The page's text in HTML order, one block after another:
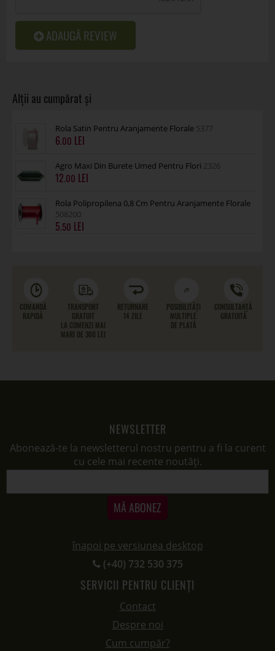
ADAUGĂ REVIEW
Rola Satin Pentru Aranjamente Florale 5377
6.00
Agro Maxi Din Burete Umed Pentru Flori 2326
12.00
Rola Polipropilena 0,8 Cm Pentru Aranjamente Florale
508200
5.50
COMANDĂ
RAPIDĂ
TRANSPORT
GRATUIT
LA COMENZI MAI
MARI DE 300 LEI
RETURNARE
14 ZILE
POSIBILITĂȚI
MULTIPLE
DE PLATĂ
CONSULTANȚĂ
GRATUITĂ
NEWSLETTER
Abonează-te la newsletterul nostru pentru a fi la curent
cu cele mai recente noutăți.
MĂ ABONEZ
înapoi pe versiunea desktop
(+40) 732 530 375
SERVICII PENTRU CLIENȚI
Contact
Despre noi
Cum cumpăr?